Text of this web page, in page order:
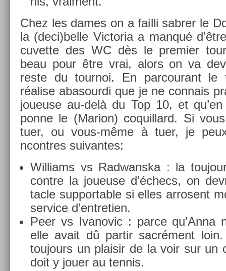
Chez les dames on a fail­li sabr­er le
la (deci)belle Vic­toria a manqué
cuvet­te des WC dès le pre­mi­er
beau pour être vrai, alors on va
reste du tour­noi. En par­courant le
réalise ab­asour­di que je ne con­nais
joueuse au-delà du Top 10, et
ponne le (Mar­ion) co­quil­lard. Si
tuer, ou vous-même à tuer, je
ncontres suivan­tes:
Wil­liams vs Rad­wanska : la
con­tre la joueuse d’échecs, on
tacle sup­port­able si elles ar­rosent
ser­vice d’entreti­en.
Peer vs Ivanovic : parce qu’Anna
elle avait dû par­tir sacrément
toujours un plaisir de la voir sur un
doit y jouer au ten­nis.